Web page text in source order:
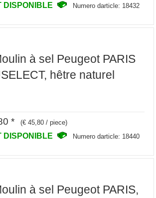
DISPONIBLE Numero darticle: 18432
à sel Peugeot PARIS
hêtre naturel
* (€ 45,80 / piece)
DISPONIBLE Numero darticle: 18440
à sel Peugeot PARIS,